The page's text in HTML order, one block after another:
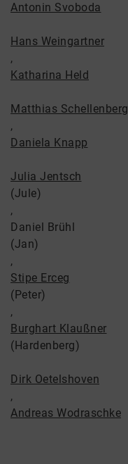
Antonin Svoboda
Hans Weingartner
,
Katharina Held
Matthias Schellenberg
,
Daniela Knapp
Julia Jentsch
(Jule)
,
Daniel Brühl
(Jan)
,
Stipe Erceg
(Peter)
,
Burghart Klaußner
(Hardenberg)
Dirk Oetelshoven
,
Andreas Wodraschke